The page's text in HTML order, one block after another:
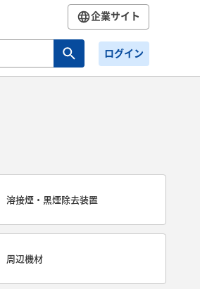
企業サイト
ログイン
溶接煙・黒煙除去装置
周辺機材